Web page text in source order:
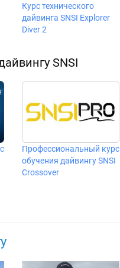
Курс технического
дайвинга SNSI Explorer
Diver 2
SNSI
Профессиональный курс
обучения дайвингу SNSI
Crossover